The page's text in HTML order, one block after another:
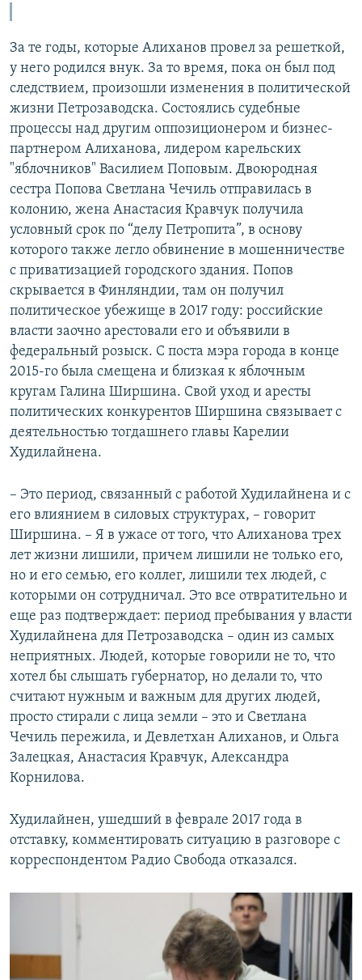
​За те годы, которые Алиханов провел за решеткой,
у него родился внук. За то время, пока он был под
следствием, произошли изменения в политической
жизни Петрозаводска. Состоялись судебные
процессы над другим оппозиционером и бизнес-
партнером Алиханова, лидером карельских
"яблочников" Василием Поповым. Двоюродная
сестра Попова Светлана Чечиль отправилась в
колонию, жена Анастасия Кравчук получила
условный срок по “делу Петропита”, в основу
которого также легло обвинение в мошенничестве
с приватизацией городского здания. Попов
скрывается в Финляндии, там он получил
политическое убежище в 2017 году: российские
власти заочно арестовали его и объявили в
федеральный розыск. С поста мэра города в конце
2015-го была смещена и близкая к яблочным
кругам Галина Ширшина. Свой уход и аресты
политических конкурентов Ширшина связывает с
деятельностью тогдашнего главы Карелии
Худилайнена.
– Это период, связанный с работой Худилайнена и с
его влиянием в силовых структурах, – говорит
Ширшина. – Я в ужасе от того, что Алиханова трех
лет жизни лишили, причем лишили не только его,
но и его семью, его коллег, лишили тех людей, с
которыми он сотрудничал. Это все отвратительно и
еще раз подтверждает: период пребывания у власти
Худилайнена для Петрозаводска – один из самых
неприятных. Людей, которые говорили не то, что
хотел бы слышать губернатор, но делали то, что
считают нужным и важным для других людей,
просто стирали с лица земли – это и Светлана
Чечиль пережила, и Девлетхан Алиханов, и Ольга
Залецкая, Анастасия Кравчук, Александра
Корнилова.
Худилайнен, ушедший в феврале 2017 года в
отставку, комментировать ситуацию в разговоре с
корреспондентом Радио Свобода отказался.